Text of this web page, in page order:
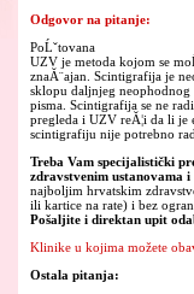
Odgovor na pitanje:
PoĹˇtovana
UZV je metoda kojom se
znaĂ¨ajan. Scintigrafija je
sklopu daljnjeg
pisma. Scintigrafija se ne
pregleda i UZV reĂ¦i da li
scintigrafiju nije potrebno
Treba Vam specijalistički
zdravstvenim ustanovama
najboljim hrvatskim
ili kartice na rate) i bez
Pošaljite i direktan upit
Klinike u kojima možete
Ostala pitanja: